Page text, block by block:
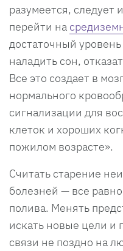
разумеется, следует
перейти на
достаточный
наладить сон,
Все это создает в
нормального
сигнализации для
клеток и хороших
пожилом возрасте».
Считать старение
болезней — все
полива. Менять
искать новые цели и
связи не поздно на